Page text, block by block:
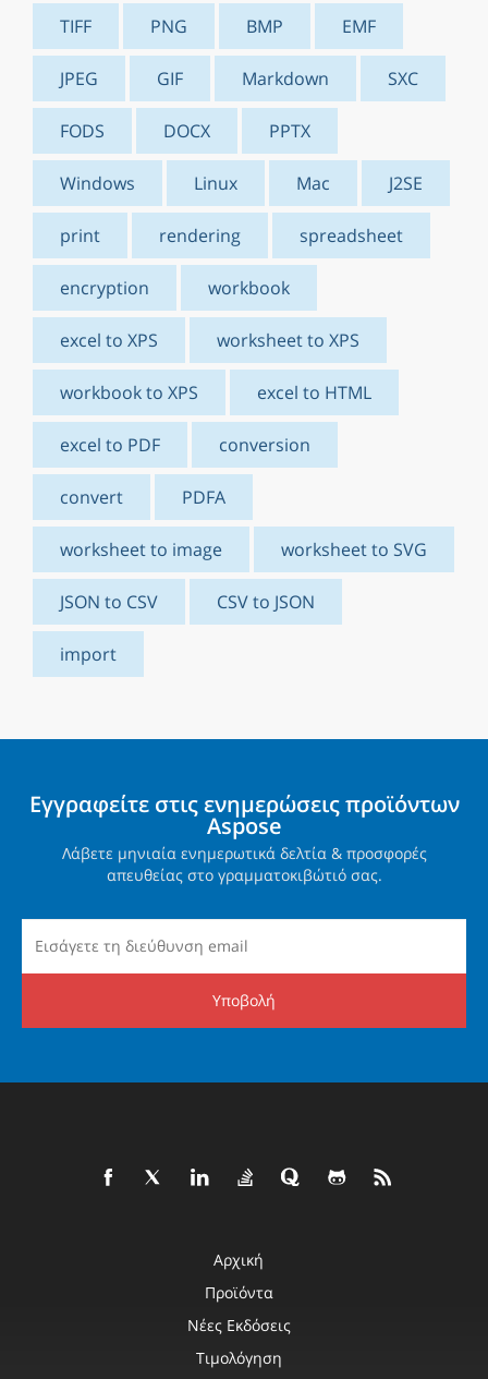
TIFF PNG BMP EMF
JPEG GIF Markdown SXC
FODS DOCX PPTX
Windows Linux Mac J2SE
print rendering spreadsheet
encryption workbook
excel to XPS worksheet to XPS
workbook to XPS excel to HTML
excel to PDF conversion
convert PDFA
worksheet to image worksheet to SVG
JSON to CSV CSV to JSON
import
Εγγραφείτε στις ενημερώσεις προϊόντων
Aspose
Λάβετε μηνιαία ενημερωτικά δελτία & προσφορές
απευθείας στο γραμματοκιβώτιό σας.
Υποβολή
Αρχική
Προϊόντα
Νέες Εκδόσεις
Τιμολόγηση